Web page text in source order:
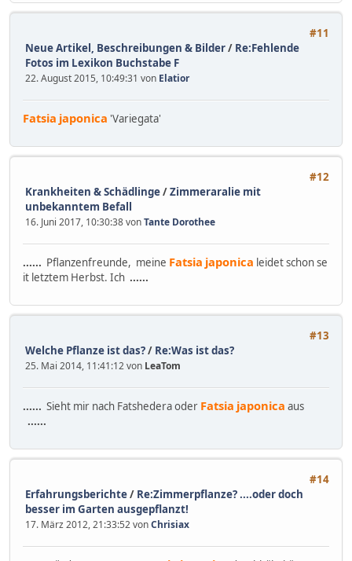
#11
Neue Artikel, Beschreibungen & Bilder/ Re:Fehlende
Fotos im Lexikon Buchstabe F
22. August 2015, 10:49:31 von Elatior
Fatsia japonica 'Variegata'
#12
Krankheiten & Schädlinge/Zimmeraralie mit
unbekanntem Befall
16. Juni 2017, 10:30:38 vonTante Dorothee
...... Pflanzenfreunde, meine Fatsia japonica leidet schon se
it letztem Herbst. Ich ......
#13
Welche Pflanze ist das?/ Re:Was ist das?
25. Mai 2014, 11:41:12 von LeaTom
...... Sieht mir nach Fatshedera oder Fatsia japonica aus
......
#14
Erfahrungsberichte/ Re:Zimmerpflanze? ....oder doch
besser im Garten ausgepflanzt!
17. März 2012, 21:33:52 vonChrisiax